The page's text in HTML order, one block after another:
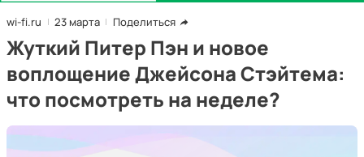
wi-fi.ru 23 марта Поделиться
Жуткий Питер Пэн и новое
воплощение Джейсона Стэйтема:
что посмотреть на неделе?